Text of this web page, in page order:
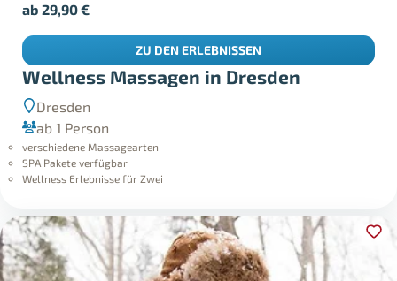
Wellness Massagen in Dresden
Dresden
ab 1 Person
verschiedene Massagearten
SPA Pakete verfügbar
Wellness Erlebnisse für Zwei
ab29,90€
ZU DEN ERLEBNISSEN